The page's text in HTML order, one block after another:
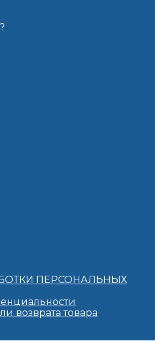
?
ПЕРСОНАЛЬНЫХ
возврата товара